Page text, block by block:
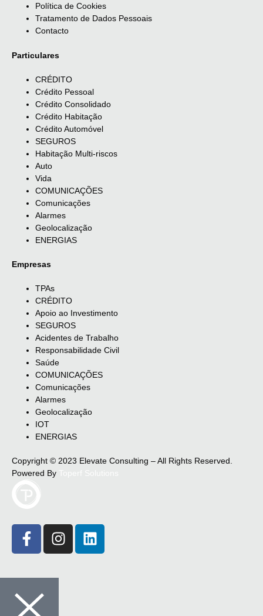
Política de Cookies
Tratamento de Dados Pessoais
Contacto
Particulares
CRÉDITO
Crédito Pessoal
Crédito Consolidado
Crédito Habitação
Crédito Automóvel
SEGUROS
Habitação Multi-riscos
Auto
Vida
COMUNICAÇÕES
Comunicações
Alarmes
Geolocalização
ENERGIAS
Empresas
TPAs
CRÉDITO
Apoio ao Investimento
SEGUROS
Acidentes de Trabalho
Responsabilidade Civil
Saúde
COMUNICAÇÕES
Comunicações
Alarmes
Geolocalização
IOT
ENERGIAS
Copyright © 2023 Elevate Consulting – All Rights Reserved.
Powered By